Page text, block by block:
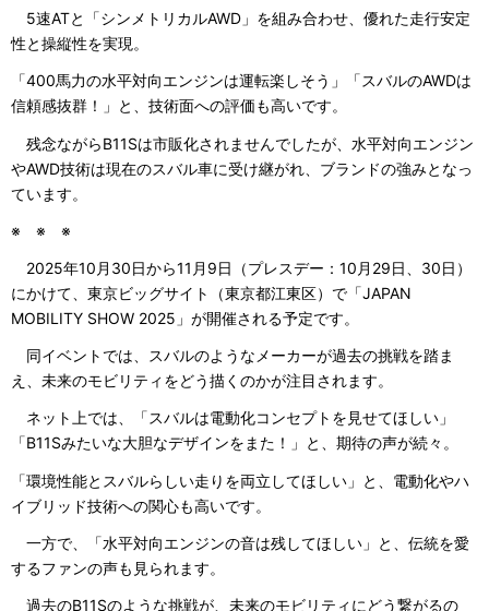
5速ATと「シンメトリカルAWD」を組み合わせ、優れた走行安定
性と操縦性を実現。
「400馬力の水平対向エンジンは運転楽しそう」「スバルのAWDは
信頼感抜群！」と、技術面への評価も高いです。
残念ながらB11Sは市販化されませんでしたが、水平対向エンジン
やAWD技術は現在のスバル車に受け継がれ、ブランドの強みとなっ
ています。
※ ※ ※
2025年10月30日から11月9日（プレスデー：10月29日、30日）
にかけて、東京ビッグサイト（東京都江東区）で「JAPAN
MOBILITY SHOW 2025」が開催される予定です。
同イベントでは、スバルのようなメーカーが過去の挑戦を踏ま
え、未来のモビリティをどう描くのかが注目されます。
ネット上では、「スバルは電動化コンセプトを見せてほしい」
「B11Sみたいな大胆なデザインをまた！」と、期待の声が続々。
「環境性能とスバルらしい走りを両立してほしい」と、電動化やハ
イブリッド技術への関心も高いです。
一方で、「水平対向エンジンの音は残してほしい」と、伝統を愛
するファンの声も見られます。
過去のB11Sのような挑戦が、未来のモビリティにどう繋がるの